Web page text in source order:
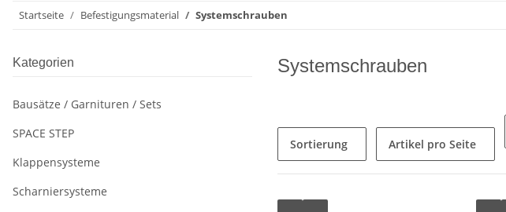
Startseite Befestigungsmaterial Systemschrauben
Systemschrauben
Sortierung Artikel pro Seite
Kategorien
Bausätze / Garnituren / Sets
SPACE STEP
Klappensysteme
Scharniersysteme